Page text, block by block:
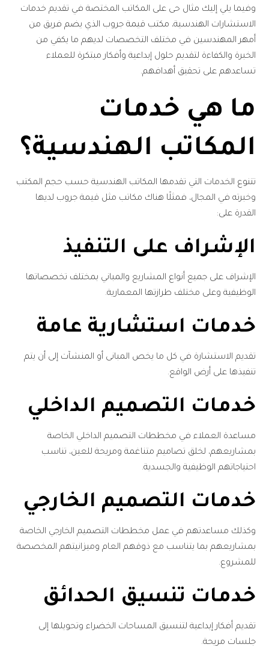
وفيما يلي إليك مثال حى على المكاتب المختصة في تقديم خدمات
الاستشارات الهندسية، مكتب قيمة جروب الذي يضم فريق من
أمهر المهندسين في مختلف التخصصات لديهم ما يكفي من
الخبرة والكفاءة لتقديم حلول إبداعية وأفكار مبتكرة للعملاء
تساعدهم على تحقيق أهدافهم.
ما هي خدمات
المكاتب الهندسية؟
تتنوع الخدمات التي تقدمها المكاتب الهندسية حسب حجم المكتب
وخبرته في المجال، فمثلًا هناك مكاتب مثل قيمة جروب لديها
القدرة على:
الإشراف على التنفيذ
الإشراف على جميع أنواع المشاريع والمباني بمختلف تخصصاتها
الوظيفية وعلى مختلف طرازتها المعمارية.
خدمات استشارية عامة
تقديم الاستشارة في كل ما يخص المبانى أو المنشآت إلى أن يتم
تنفيذها على أرض الواقع.
خدمات التصميم الداخلي
مساعدة العملاء في مخططات التصميم الداخلي الخاصة
بمشاريعهم، لخلق تصاميم متناغمة ومريحة للعين، تناسب
احتياجاتهم الوظيفية والجسدية.
خدمات التصميم الخارجي
وكذلك مساعدتهم في عمل مخططات التصميم الخارجي الخاصة
بمشاريعهم بما يتناسب مع ذوقهم العام وميزانيتهم المخصصة
للمشروع.
خدمات تنسيق الحدائق
تقديم أفكار إبداعية لتنسيق المساحات الخضراء وتحويلها إلى
جلسات مريحة.